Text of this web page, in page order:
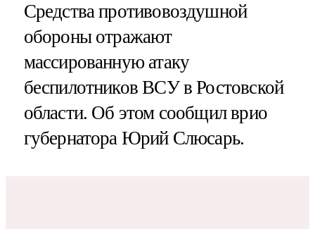
Средства противовоздушной
обороны отражают
массированную атаку
беспилотников ВСУ в Ростовской
области. Об этом сообщил врио
губернатора Юрий Слюсарь.